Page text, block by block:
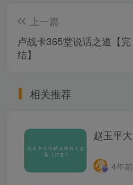
上一篇
卢战卡365堂说话之道【完
结】
相关推荐
赵玉平
4年前